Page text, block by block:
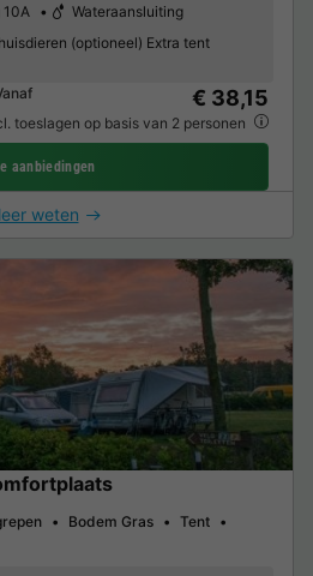
Wateraansluiting
(optioneel) Extra tent
€ 38,15
toeslagen op basis van 2 personen
aanbiedingen
weten
Bodem Gras
Tent